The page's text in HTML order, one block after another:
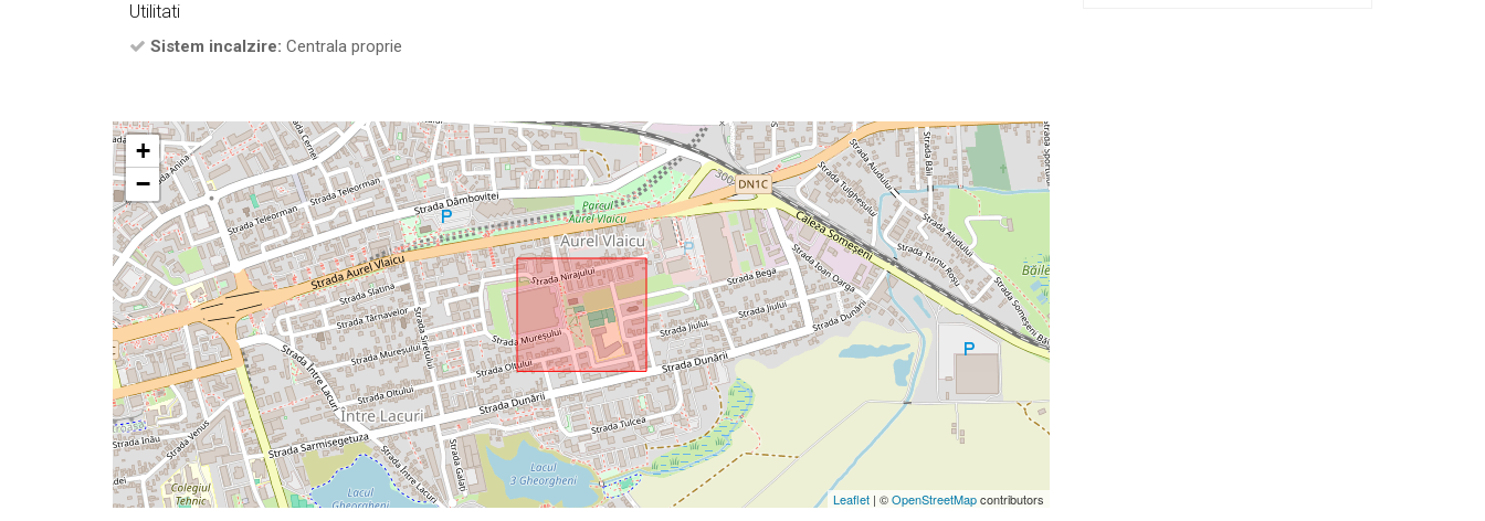
Utilitati
Sistem incalzire: Centrala proprie
+
−
Leaflet| ©OpenStreetMapcontributors